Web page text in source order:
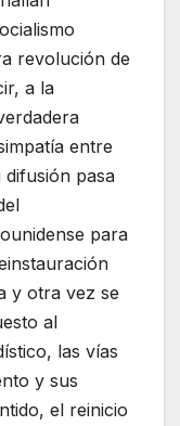
revolución de
a la
entre
pasa
para
y otra vez se
al
las vías
y sus
el reinicio